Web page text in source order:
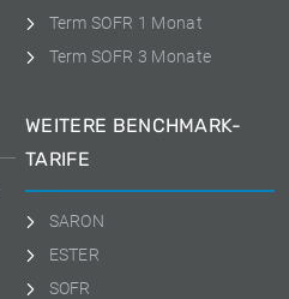
Term SOFR 1 Monat
Term SOFR 3 Monate
WEITERE BENCHMARK-
TARIFE
SARON
ESTER
SOFR